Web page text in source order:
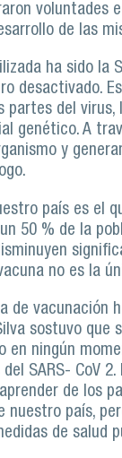
voluntades
de las
ha sido la
desactivado.
partes del virus,
genético. A
y
país es el
50 % de la
no es la
de vacunación
sostuvo que
en ningún
SARS- CoV
de los
nuestro país,
de salud